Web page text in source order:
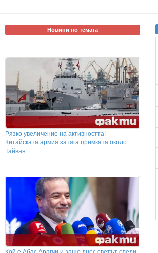
Новини по темата
Рязко увеличение на активността!
Китайската армия затяга примката около
Тайван
Кой е Абас Арагчи и защо днес светът следи